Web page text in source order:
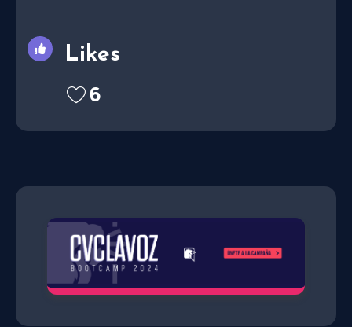
Likes
6